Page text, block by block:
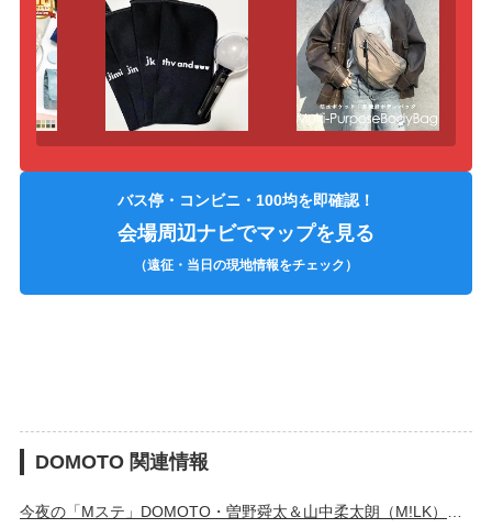
バス停・コンビニ・100均を即確認！
会場周辺ナビでマップを見る
（遠征・当日の現地情報をチェック）
DOMOTO 関連情報